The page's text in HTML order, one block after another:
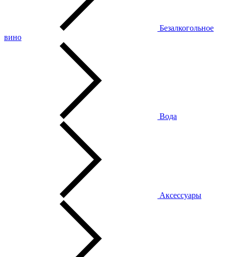
Безалкогольное
вино
Вода
Аксессуары